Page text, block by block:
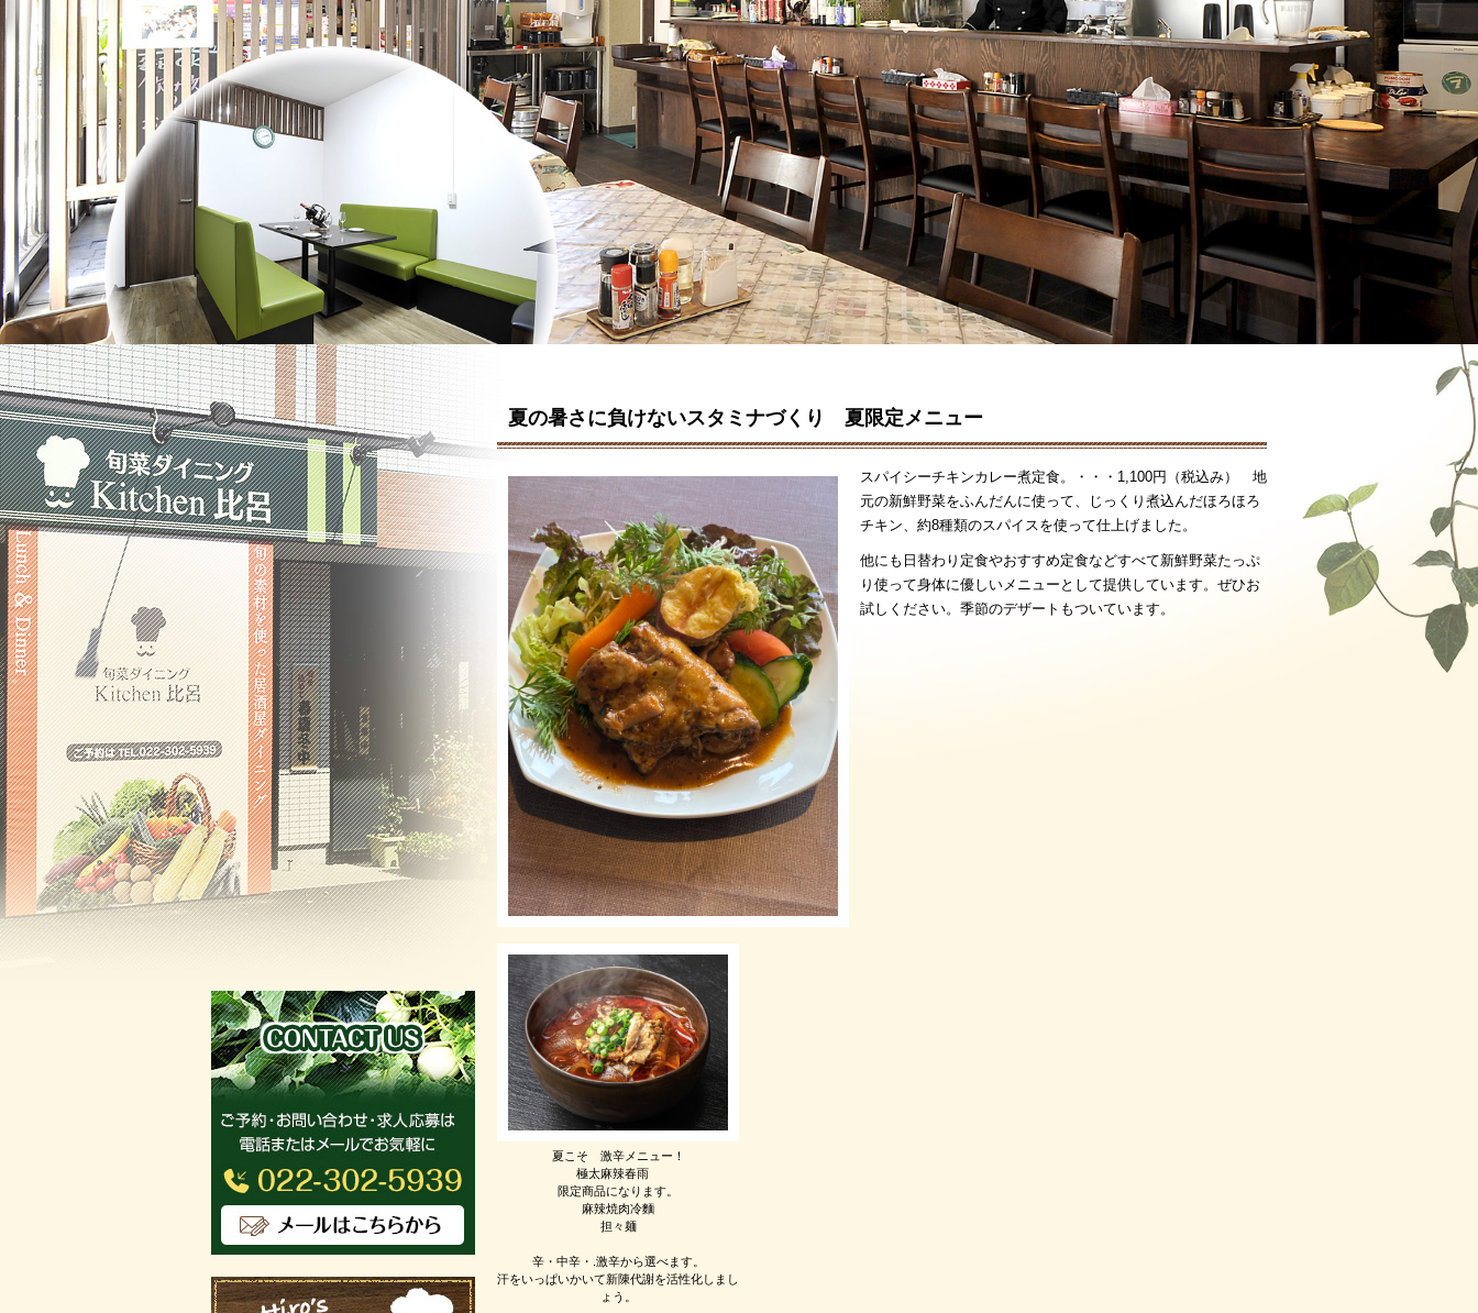
夏の暑さに負けないスタミナづくり 夏限定メニュー
スパイシーチキンカレー煮定食。・・・1,100円（税込み） 地
元の新鮮野菜をふんだんに使って、じっくり煮込んだほろほろ
チキン、約8種類のスパイスを使って仕上げました。
他にも日替わり定食やおすすめ定食などすべて新鮮野菜たっぷ
り使って身体に優しいメニューとして提供しています。ぜひお
試しください。季節のデザートもついています。
夏こそ 激辛メニュー！
極太麻辣春雨
限定商品になります。
麻辣焼肉冷麵
担々麺
辛・中辛・.激辛から選べます。
汗をいっぱいかいて新陳代謝を活性化しまし
ょう。